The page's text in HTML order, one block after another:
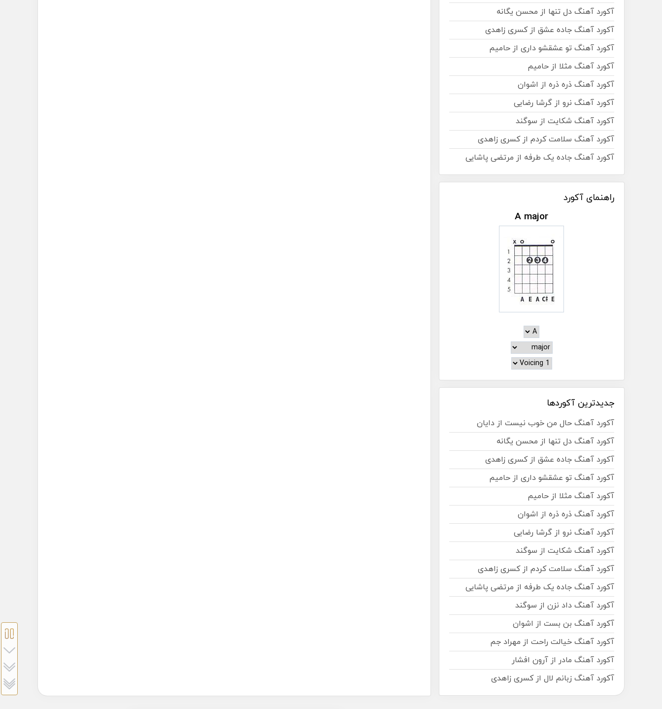
آکورد آهنگ دل تنها از محسن یگانه
آکورد آهنگ جاده عشق از کسری زاهدی
آکورد آهنگ تو عشقشو داری از حامیم
آکورد آهنگ مثلا از حامیم
آکورد آهنگ ذره ذره از اشوان
آکورد آهنگ نرو از گرشا رضایی
آکورد آهنگ شکایت از سوگند
آکورد آهنگ سلامت کردم از کسری زاهدی
آکورد آهنگ جاده یک طرفه از مرتضی پاشایی
راهنمای آکورد
A major
جدیدترین آکوردها
آکورد آهنگ حال من خوب نیست از دایان
آکورد آهنگ دل تنها از محسن یگانه
آکورد آهنگ جاده عشق از کسری زاهدی
آکورد آهنگ تو عشقشو داری از حامیم
آکورد آهنگ مثلا از حامیم
آکورد آهنگ ذره ذره از اشوان
آکورد آهنگ نرو از گرشا رضایی
آکورد آهنگ شکایت از سوگند
آکورد آهنگ سلامت کردم از کسری زاهدی
آکورد آهنگ جاده یک طرفه از مرتضی پاشایی
آکورد آهنگ داد نزن از سوگند
آکورد آهنگ بن بست از اشوان
آکورد آهنگ خیالت راحت از مهراد جم
آکورد آهنگ مادر از آرون افشار
آکورد آهنگ زبانم لال از کسری زاهدی